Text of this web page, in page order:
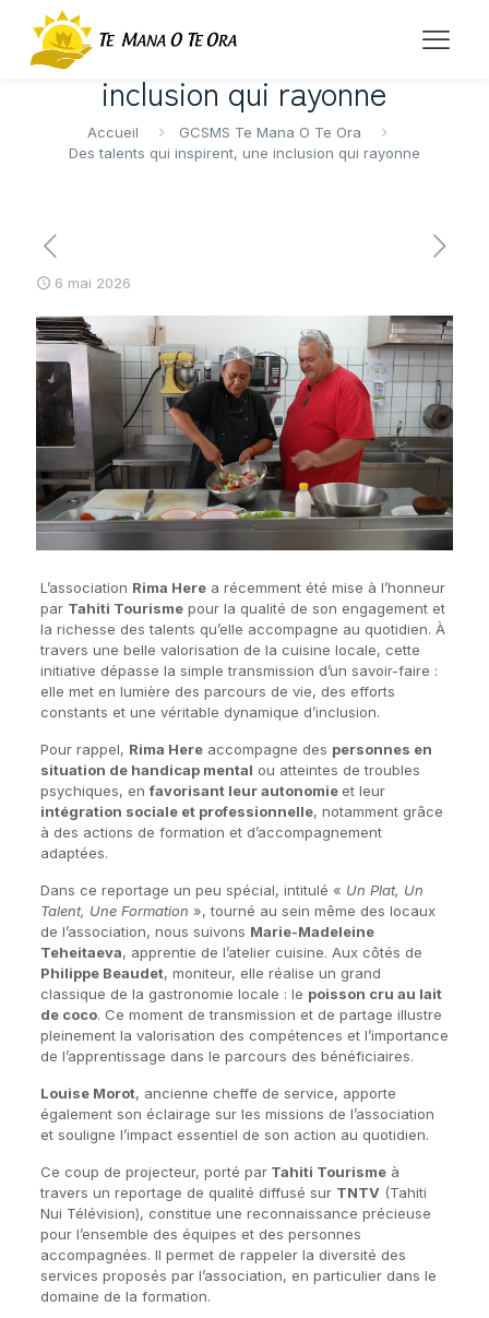
Des talents qui inspirent, une
inclusion qui rayonne
Accueil
GCSMS Te Mana O Te Ora
Des talents qui inspirent, une inclusion qui rayonne
6 mai 2026
L’association Rima Herea récemment été mise à l’honneur
par Tahiti Tourismepour la qualité de son engagement et
la richesse des talents qu’elle accompagne au quotidien. À
travers une belle valorisation de la cuisine locale, cette
initiative dépasse la simple transmission d’un savoir-faire :
elle met en lumière des parcours de vie, des efforts
constants et une véritable dynamique d’inclusion.
Pour rappel, Rima Hereaccompagne des personnes en
situation de handicap mental ou atteintes de troubles
psychiques, enfavorisant leur autonomie et leur
intégration sociale et professionnelle, notamment grâce
à des actions de formation et d’accompagnement
adaptées.
Dans ce reportage un peu spécial, intitulé « Un Plat, Un
Talent, Une Formation », tourné au sein même des locaux
de l’association, nous suivons Marie-Madeleine
Teheitaeva, apprentie de l’atelier cuisine. Aux côtés de
Philippe Beaudet, moniteur, elle réalise un grand
classique de la gastronomie locale : le poisson cru au lait
de coco. Ce moment de transmission et de partage illustre
pleinement la valorisation des compétences et l’importance
de l’apprentissage dans le parcours des bénéficiaires.
Louise Morot, ancienne cheffe de service, apporte
également son éclairage sur les missions de l’association
et souligne l’impact essentiel de son action au quotidien.
Ce coup de projecteur, porté parTahiti Tourismeà
travers un reportage de qualité diffusé sur TNTV(Tahiti
Nui Télévision), constitue une reconnaissance précieuse
pour l’ensemble des équipes et des personnes
accompagnées. Il permet de rappeler la diversité des
services proposés par l’association, en particulier dans le
domaine de la formation.